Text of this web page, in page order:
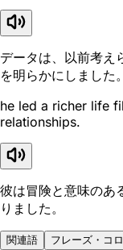
データは、以前考え
を明らかにしました。
he led a richer life
relationships.
彼は冒険と意味のあ
りました。
関連語 フレーズ・コ